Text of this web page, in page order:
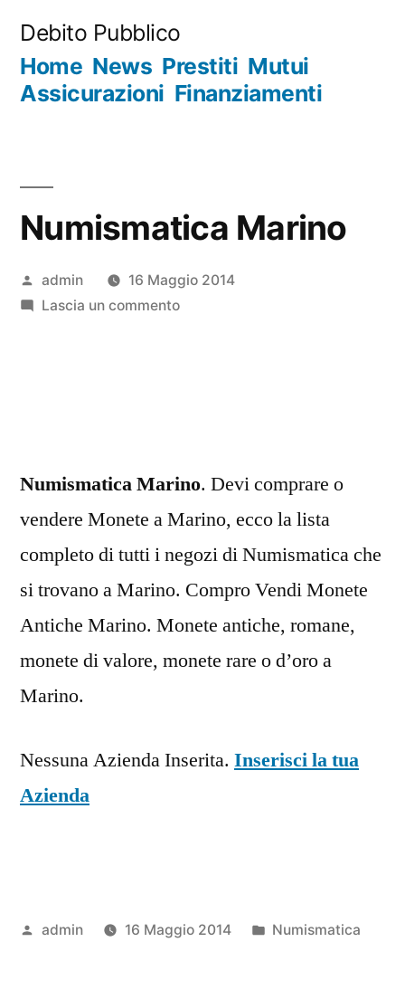
contenuto
Debito Pubblico
Home News Prestiti Mutui
Assicurazioni Finanziamenti
Numismatica Marino
Pubblicato
da
admin
16 Maggio 2014
Lascia un commentosu
Numismatica Marino. Devi comprare o
vendere Monete a Marino, ecco la lista
completo di tutti i negozi di Numismatica che
si trovano a Marino. Compro Vendi Monete
Antiche Marino. Monete antiche, romane,
monete di valore, monete rare o d’oro a
Marino.
Nessuna Azienda Inserita. Inserisci la tua
Azienda
Pubblicato
admin 16 Maggio 2014
Pubblicato
Numismatica